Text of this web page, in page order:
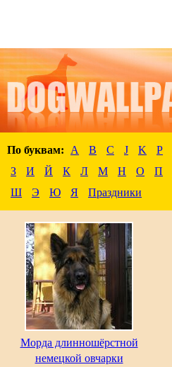
По буквам: A B C J K P
З
И Й К Л М Н О П
Ш
Э Ю Я Праздники
Морда длинношёрстной
немецкой овчарки